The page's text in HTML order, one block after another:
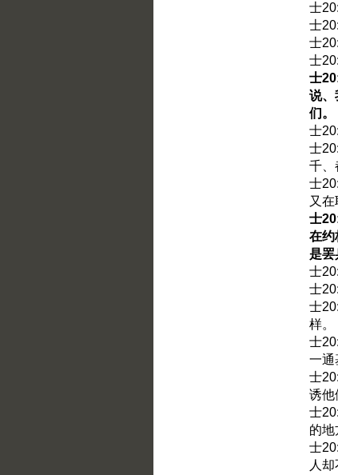
士
士
士
士
士
说、
们。
士
士
千、
士
又在
士
在约
是罢
士
士
士
样。
士
一通
士
诱他
士
的地
士
人